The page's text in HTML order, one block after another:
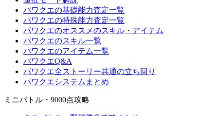
パワクエの基礎能力査定一覧
パワクエの特殊能力査定一覧
パワクエのオススメのスキル・アイテム
パワクエのスキル一覧
パワクエのアイテム一覧
パワクエQ&A
パワクエ全ストーリー共通の立ち回り
パワクエシステムまとめ
ミニバトル・9000点攻略